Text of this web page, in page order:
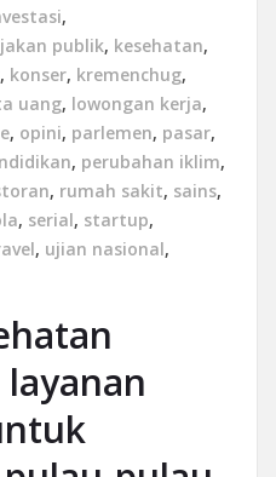
,
publik, kesehatan,
, konser, kremenchug,
uang, lowongan kerja,
, opini, parlemen, pasar,
, perubahan iklim,
, rumah sakit, sains,
, serial, startup,
, ujian nasional,